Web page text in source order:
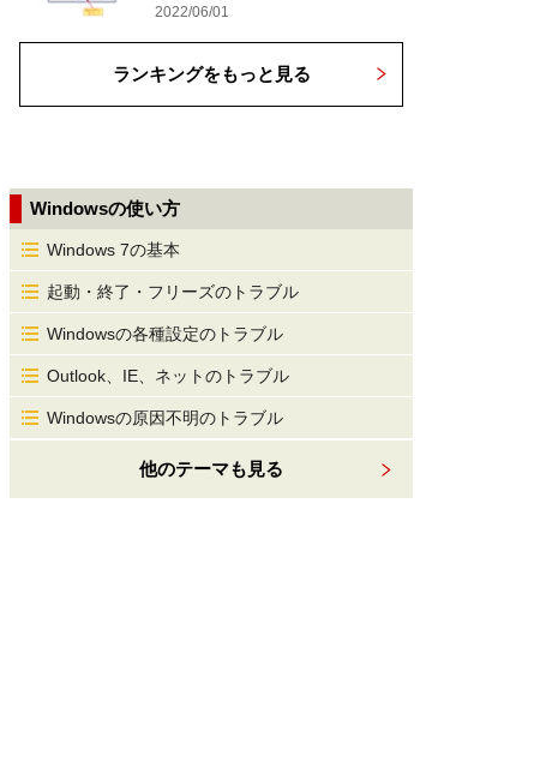
2022/06/01
ランキングをもっと見る
Windowsの使い方
Windows 7の基本
起動・終了・フリーズのトラブル
Windowsの各種設定のトラブル
Outlook、IE、ネットのトラブル
Windowsの原因不明のトラブル
他のテーマも見る